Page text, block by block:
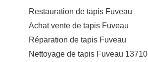
Restauration de tapis Fuveau
Achat vente de tapis Fuveau
Réparation de tapis Fuveau
Nettoyage de tapis Fuveau 13710